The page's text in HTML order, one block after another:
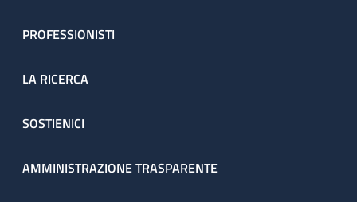
PROFESSIONISTI
LA RICERCA
SOSTIENICI
AMMINISTRAZIONE TRASPARENTE